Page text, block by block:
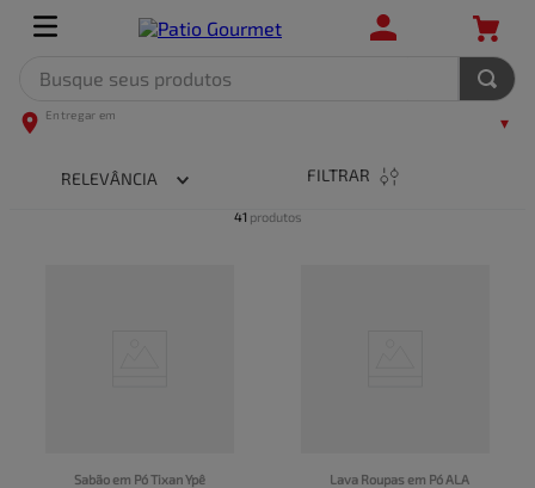
TERMOS MAIS BUSCADOS
RELEVÂNCIA FILTRAR
41 produtos
Sabão em Pó Tixan Ypê
Lava Roupas em Pó ALA